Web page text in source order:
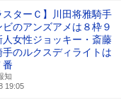
スターＣ】川田将雅騎手
ビのアンズアメは８枠９
女性ジョッキー・斎藤
手のルクスディライトは
番
知
19:05